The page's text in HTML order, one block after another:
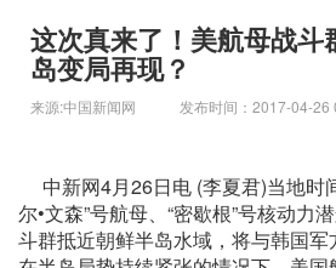
这次真来了！美航母战斗
岛变局再现？
来源:中国新闻网 发布时间：2017-04-26
中新网4月26日电 (李夏君)当地时
尔•文森”号航母、“密歇根”号核动力
斗群抵近朝鲜半岛水域，将与韩国军